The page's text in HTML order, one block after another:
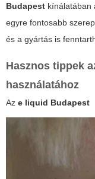
Budapest kínálatában
egyre fontosabb
és a gyártás is
Hasznos tippek
használatához
Az e liquid Budapest